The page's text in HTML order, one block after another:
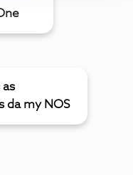
as
da my NOS